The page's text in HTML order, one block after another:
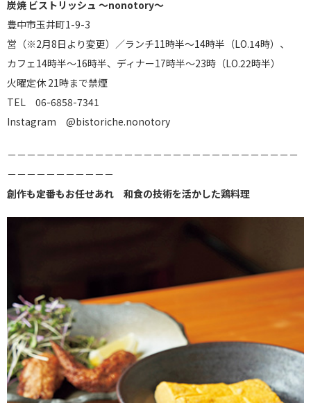
炭焼 ビストリッシュ ～nonotory～
豊中市玉井町1-9-3
営（※2月8日より変更）／ランチ11時半～14時半（LO.14時）、
カフェ14時半～16時半、ディナー17時半～23時（LO.22時半）
火曜定休 21時まで禁煙
TEL 06-6858-7341
Instagram @bistoriche.nonotory
－－－－－－－－－－－－－－－－－－－－－－－－－－－－－－
－－－－－－－－－－－
創作も定番もお任せあれ 和食の技術を活かした鶏料理